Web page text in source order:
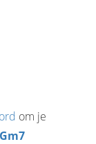
om je
Gm7